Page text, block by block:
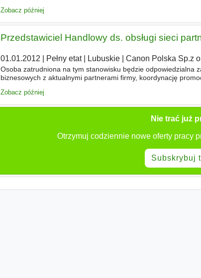
Zobacz później
Przedstawiciel Handlowy ds. obsługi sieci
01.01.2012 Pełny etat| Lubuskie| Canon Polska Sp.z
Osoba zatrudniona na tym stanowisku będzie odpowiedzialna
biznesowych z aktualnymi partnerami firmy, koordynację
Zobacz później
Nie trać już
Otrzymuj codziennie nowe oferty pracy
Subskrybuj